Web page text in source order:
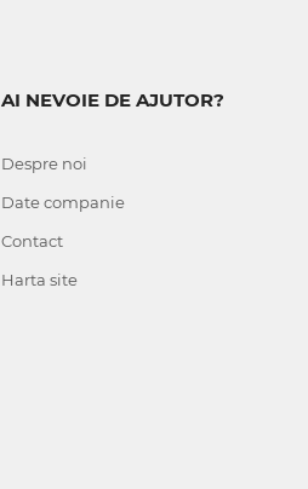
AI NEVOIE DE AJUTOR?
Despre noi
Date companie
Contact
Harta site